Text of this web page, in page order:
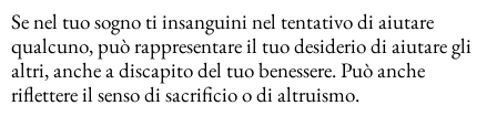
Se nel tuo sogno ti insanguini nel tentativo di aiutare
qualcuno, può rappresentare il tuo desiderio di aiutare gli
altri, anche a discapito del tuo benessere. Può anche
riflettere il senso di sacrificio o di altruismo.